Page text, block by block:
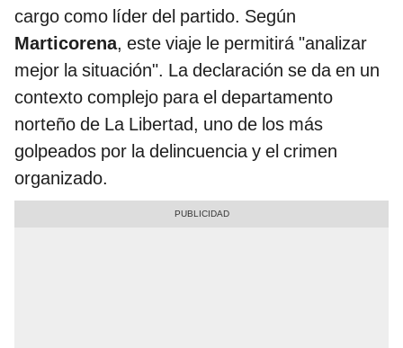
cargo como líder del partido. Según
Marticorena, este viaje le permitirá "analizar
mejor la situación". La declaración se da en un
contexto complejo para el departamento
norteño de La Libertad, uno de los más
golpeados por la delincuencia y el crimen
organizado.